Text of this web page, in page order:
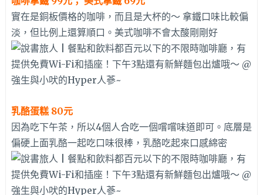
實在是銅板價格的咖啡，而且是大杯的～ 拿鐵口味比較偏
淡，但比例上還算順口。美式咖啡不會太酸剛剛好
乳酪蛋糕 80元
因為吃下午茶，所以4個人合吃一個嚐嚐味道即可。底層是
偏硬上面乳酪一起吃口味很棒，乳酪吃起來口感綿密